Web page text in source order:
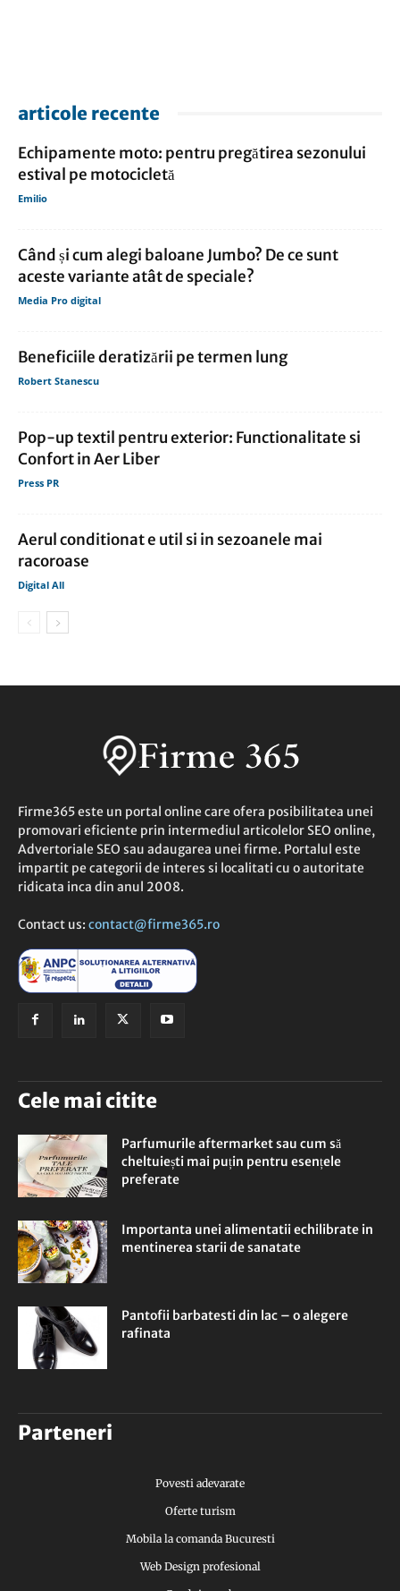
articole recente
Echipamente moto: pentru pregătirea sezonului
estival pe motocicletă
Emilio
Când și cum alegi baloane Jumbo? De ce sunt
aceste variante atât de speciale?
Media Pro digital
Beneficiile deratizării pe termen lung
Robert Stanescu
Pop-up textil pentru exterior: Functionalitate si
Confort in Aer Liber
Press PR
Aerul conditionat e util si in sezoanele mai
racoroase
Digital All
Firme365 este un portal online care ofera posibilitatea unei
promovari eficiente prin intermediul articolelor SEO online,
Advertoriale SEO sau adaugarea unei firme. Portalul este
impartit pe categorii de interes si localitati cu o autoritate
ridicata inca din anul 2008.
Contact us: contact@firme365.ro
Cele mai citite
Parfumurile aftermarket sau cum să
cheltuiești mai puțin pentru esențele
preferate
Importanta unei alimentatii echilibrate in
mentinerea starii de sanatate
Pantofii barbatesti din lac – o alegere
rafinata
Parteneri
Povesti adevarate
Oferte turism
Mobila la comanda Bucuresti
Web Design profesional